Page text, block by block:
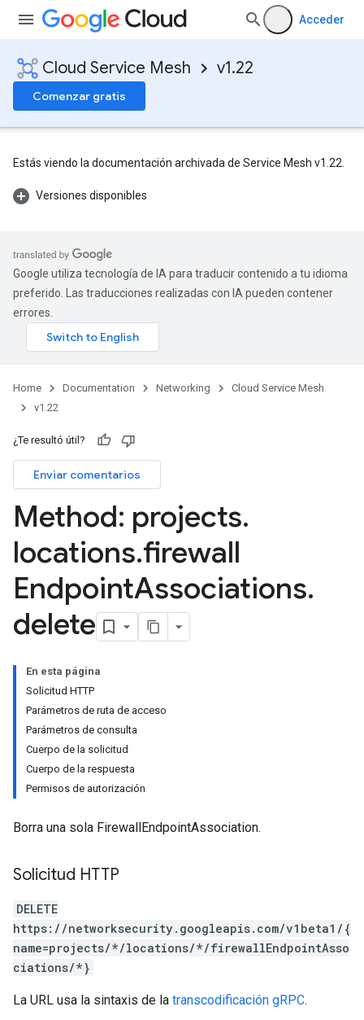
Acceder
Cloud Service Mesh v1.22
Comenzar gratis
Estás viendo la documentación archivada de Service Mesh v1.22.
Versiones disponibles
Google utiliza tecnología de IA para traducir contenido a tu idioma
preferido. Las traducciones realizadas con IA pueden contener
errores.
Home Documentation Networking
Cloud Service Mesh
v1.22
¿Te resultó útil?
Enviar comentarios
Method: projects.
locations.firewall
EndpointAssociations.
delete
En esta página
Solicitud HTTP
Parámetros de ruta de acceso
Parámetros de consulta
Cuerpo de la solicitud
Cuerpo de la respuesta
Permisos de autorización
Borra una sola FirewallEndpointAssociation.
Solicitud HTTP
DELETE
https://networksecurity.googleapis.com/v1beta1/{
name=projects/*/locations/*/firewallEndpointAsso
ciations/*}
La URL usa la sintaxis de la transcodificación gRPC.